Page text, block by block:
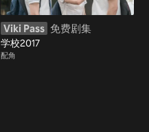
Viki Pass 免费剧集
学校2017
配角